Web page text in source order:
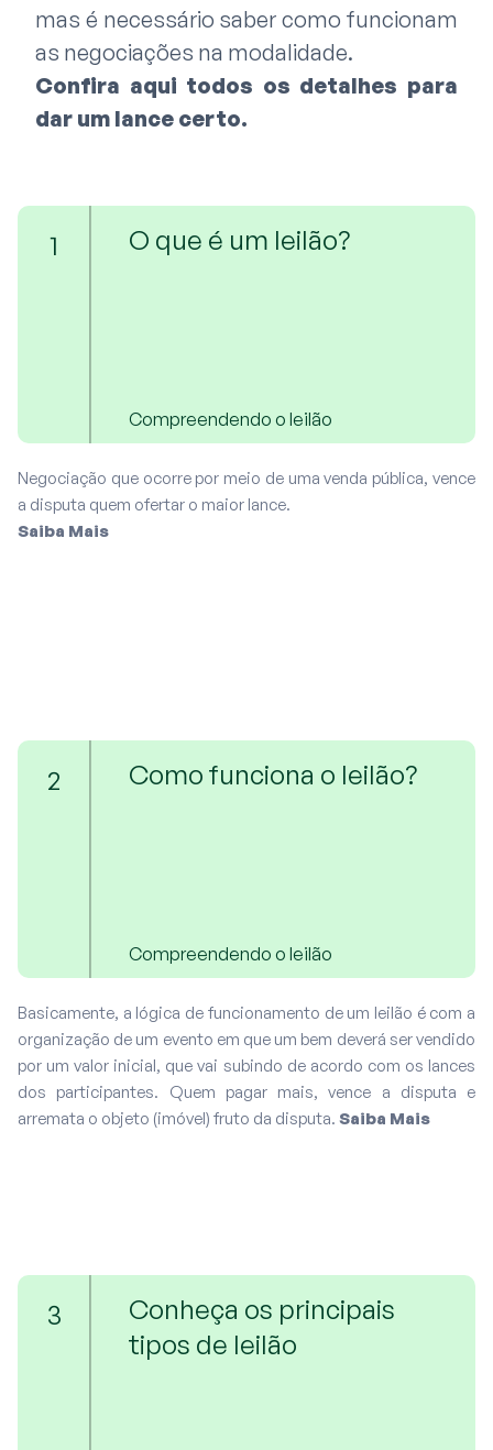
mas é necessário saber como funcionam
as negociações na modalidade.
Confira aqui todos os detalhes para
dar um lance certo.
1 O que é um leilão?
Compreendendo o leilão
Negociação que ocorre por meio de uma venda pública, vence
a disputa quem ofertar o maior lance.
Saiba Mais
2 Como funciona o leilão?
Compreendendo o leilão
Basicamente, a lógica de funcionamento de um leilão é com a
organização de um evento em que um bem deverá ser vendido
por um valor inicial, que vai subindo de acordo com os lances
dos participantes. Quem pagar mais, vence a disputa e
arremata o objeto (imóvel) fruto da disputa. Saiba Mais
3
Conheça os principais
tipos de leilão